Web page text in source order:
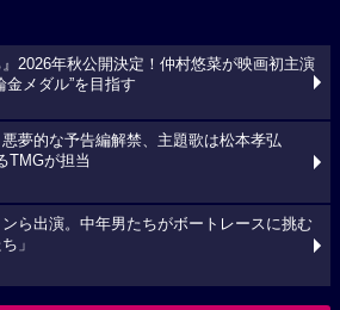
』2026年秋公開決定！仲村悠菜が映画初主演
金メダル”を目指す
悪夢的な予告編解禁、主題歌は松本孝弘
TMGが担当
ら出演。中年男たちがボートレースに挑む
」